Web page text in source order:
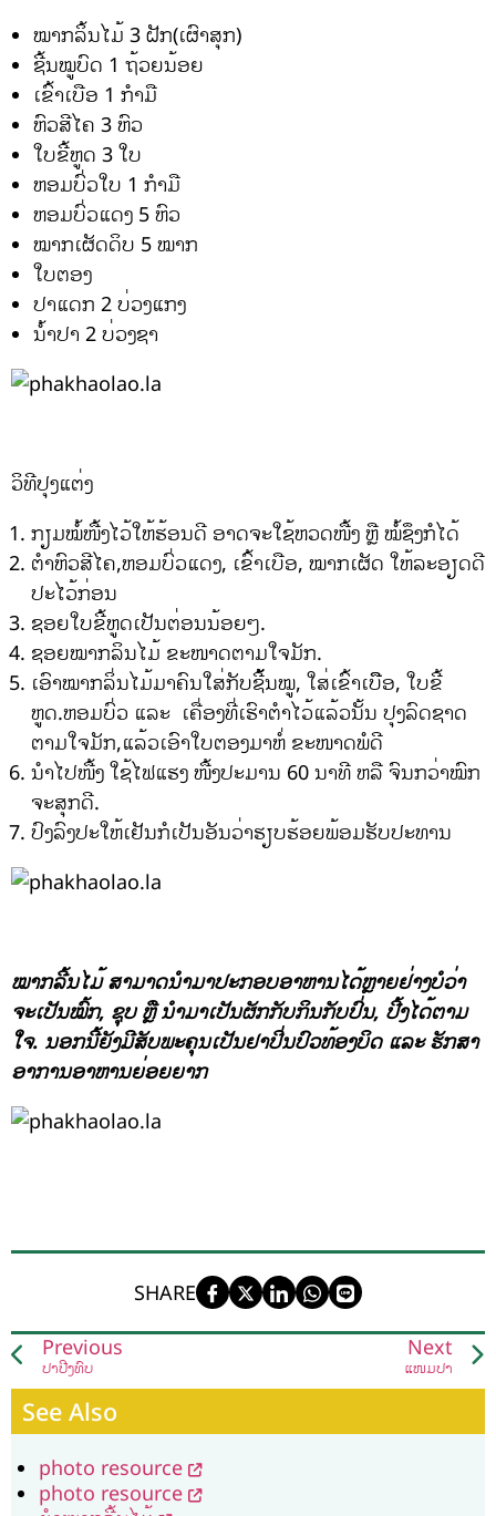
ໝາກລິ້ນໄມ້ 3 ຝັກ(ເຜົາສຸກ)
ຊີ້ນໝູບົດ 1 ຖ້ວຍນ້ອຍ
ເຂົ້າເບືອ 1 ກຳມື
ຫົວສີໄຄ 3 ຫົວ
ໃບຂີ້ຫູດ 3 ໃບ
ຫອມບົ່ວໃບ 1 ກຳມື
ຫອມບົ່ວແດງ 5 ຫົວ
ໝາກເຜັດດິບ 5 ໝາກ
ໃບຕອງ
ປາແດກ 2 ບ່ວງແກງ
ນໍ້າປາ 2 ບ່ວງຊາ
ວິທີປຸງແຕ່ງ
ກຽມໝໍ້ໜື້ງໄວ້ໃຫ້ຮ້ອນດີ ອາດຈະໃຊ້ຫວດໜື້ງ ຫຼື ໝໍ້ຊຶງກໍໄດ້
ຕໍາຫົວສີໄຄ,ຫອມບົ່ວແດງ, ເຂົ້າເບືອ, ໝາກເຜັດ ໃຫ້ລະອຽດດີ
ປະໄວ້ກ່ອນ
ຊອຍໃບຂີ້ຫູດເປັນຕ່ອນນ້ອຍໆ.
ຊອຍໝາກລິນໄມ້ ຂະໜາດຕາມໃຈມັກ.
ເອົາໝາກລິ່ນໄມ້ມາຄົນໃສ່ກັບຊີ້້້ນໝູ, ໃສ່ເຂົ້າເບືືອ, ໃບຂີ້
ຫູດ.ຫອມບົ່ວ ແລະ ເຄື່ອງທີ່ເຮົາຕຳໄວ້ແລ້ວນັ້ນ ປຸງລົດຊາດ
ຕາມໃຈມັກ,ແລ້ວເອົາໃບຕອງມາຫໍ່ ຂະໜາດພໍດີ
ນຳໄປໜື້ງ ໃຊ້ໄຟແຮງ ໜື້ງປະມານ 60 ນາທີ ຫລື ຈົນກວ່າໝົກ
ຈະສຸກດີ.
ປົງລົງປະໃຫ້ເຢັນກໍເປັນອັນວ່າຮຽບຮ້ອຍພ້ອມຮັບປະທານ
ໝາກລີ້ນໄມ້ ສາມາດນຳມາປະກອບອາຫານໄດ້ຫຼາຍຢ່າງບໍວ່າ
ຈະເປັນໝົ້ກ, ຊຸບ ຫຼື ນຳມາເປັນຜັກກັບກິນກັບປົ່ນ, ປີ້ງໄດ້ຕາມ
ໃຈ. ນອກນີ້ຍັງມີສັບພະຄຸນເປັນຢາປິ່ນປົວທ້ອງບິດ ແລະ ຮັກສາ
ອາການອາຫານຍ່ອຍຍາກ
SHARE
Previous
ປາປີ້ງທົບ
Next
ແໜມປາ
See Also
photo resource
photo resource